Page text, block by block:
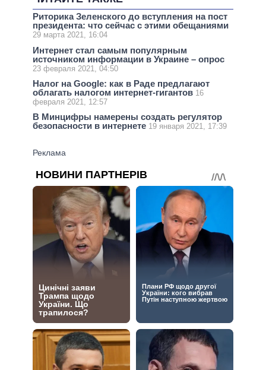
Риторика Зеленского до вступления на пост
президента: что сейчас с этими обещаниями
29 марта 2021, 16:04
Интернет стал самым популярным
источником информации в Украине – опрос
23 февраля 2021, 04:50
Налог на Google: как в Раде предлагают
облагать налогом интернет-гигантов 16
февраля 2021, 12:57
В Минцифры намерены создать регулятор
безопасности в интернете 19 января 2021, 17:39